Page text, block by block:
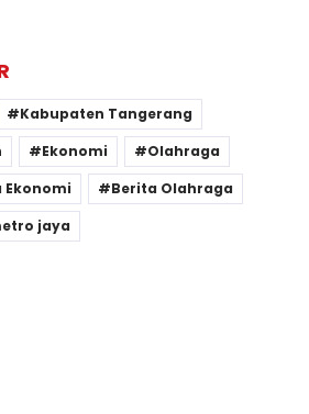
Kabupaten Tangerang
Ekonomi
Olahraga
Ekonomi
Berita Olahraga
jaya